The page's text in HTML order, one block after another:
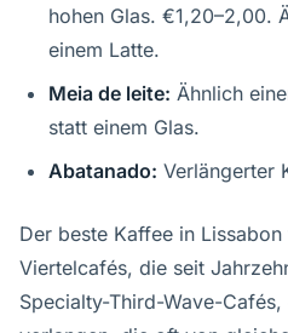
hohen Glas. €1,20–2,00.
einem Latte.
Meia de leite: Ähnlich
statt einem Glas.
Abatanado: Verlängerter
Der beste Kaffee in
Viertelcafés, die seit
Specialty-Third-Wave-